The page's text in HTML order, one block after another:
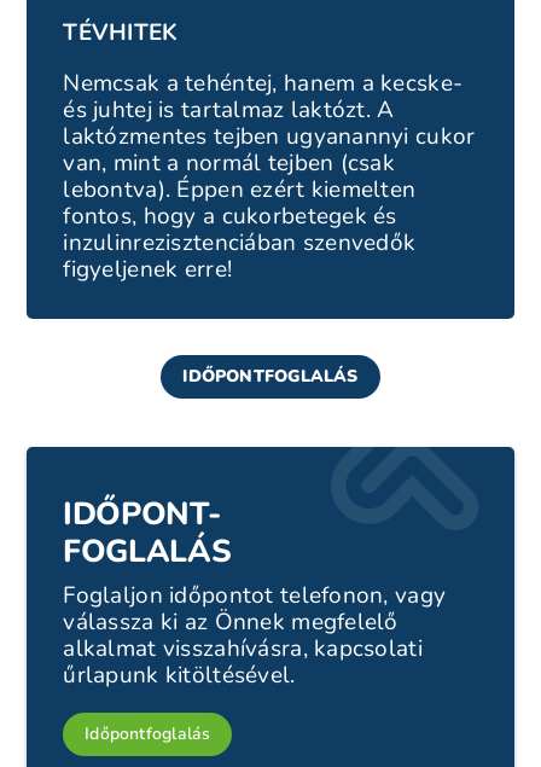
TÉVHITEK
Nemcsak a tehéntej, hanem a kecske-
és juhtej is tartalmaz laktózt. A
laktózmentes tejben ugyanannyi cukor
van, mint a normál tejben (csak
lebontva). Éppen ezért kiemelten
fontos, hogy a cukorbetegek és
inzulinrezisztenciában szenvedők
figyeljenek erre!
IDŐPONTFOGLALÁS
IDŐPONT-
FOGLALÁS
Foglaljon időpontot telefonon, vagy
válassza ki az Önnek megfelelő
alkalmat visszahívásra, kapcsolati
űrlapunk kitöltésével.
Időpontfoglalás